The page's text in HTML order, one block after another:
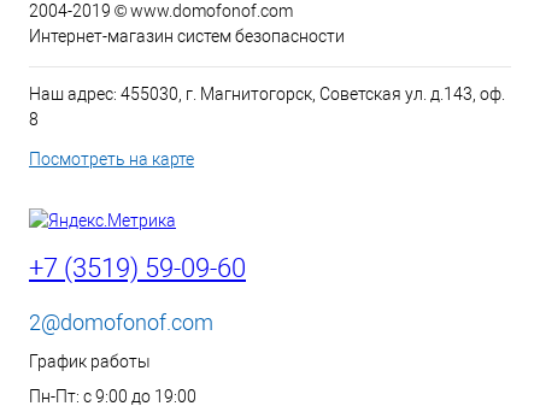
2004-2019 © www.domofonof.com
Интернет-магазин систем безопасности
Наш адрес: 455030, г. Магнитогорск, Советская ул. д.143, оф.
8
Посмотреть на карте
+7 (3519) 59-09-60
2@domofonof.com
График работы
Пн-Пт: с 9:00 до 19:00